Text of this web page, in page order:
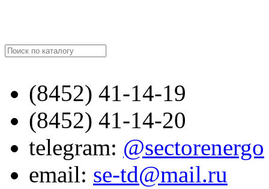
(8452) 41-14-19
(8452) 41-14-20
telegram: @sectorenergo
email: se-td@mail.ru